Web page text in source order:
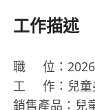
工作描述
職 位：2026
工 作：兒童
銷售產品：兒